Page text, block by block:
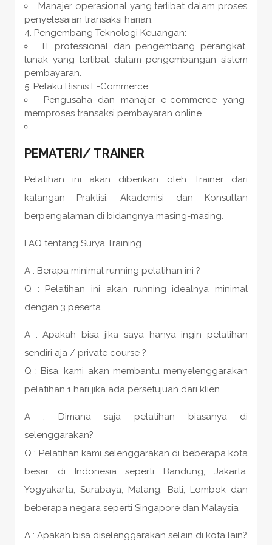
Manajer operasional yang terlibat dalam proses
penyelesaian transaksi harian.
Pengembang Teknologi Keuangan:
IT professional dan pengembang perangkat
lunak yang terlibat dalam pengembangan sistem
pembayaran.
Pelaku Bisnis E-Commerce:
Pengusaha dan manajer e-commerce yang
memproses transaksi pembayaran online.
PEMATERI/ TRAINER
Pelatihan ini akan diberikan oleh Trainer dari
kalangan Praktisi, Akademisi dan Konsultan
berpengalaman di bidangnya masing-masing.
FAQ tentang Surya Training
A : Berapa minimal running pelatihan ini ?
Q : Pelatihan ini akan running idealnya minimal
dengan 3 peserta
A : Apakah bisa jika saya hanya ingin pelatihan
sendiri aja / private course ?
Q : Bisa, kami akan membantu menyelenggarakan
pelatihan 1 hari jika ada persetujuan dari klien
A : Dimana saja pelatihan biasanya di
selenggarakan?
Q : Pelatihan kami selenggarakan di beberapa kota
besar di Indonesia seperti Bandung, Jakarta,
Yogyakarta, Surabaya, Malang, Bali, Lombok dan
beberapa negara seperti Singapore dan Malaysia
A : Apakah bisa diselenggarakan selain di kota lain?